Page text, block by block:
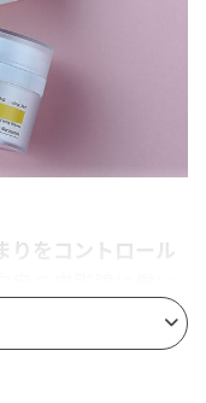
りをコントロール
ランシング チュ
〉（）